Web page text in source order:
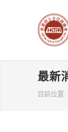
最新
目前位置: